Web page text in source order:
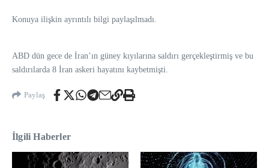
Konuya ilişkin ayrıntılı bilgi paylaşılmadı.​​​​​​​
ABD dün gece de İran’ın güney kıyılarına saldırı gerçekleştirmiş ve bu
saldırılarda 8 İran askeri hayatını kaybetmişti.
Paylaş
İlgili Haberler